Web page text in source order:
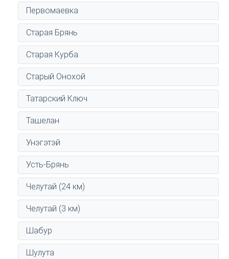
Первомаевка
Старая Брянь
Старая Курба
Старый Онохой
Татарский Ключ
Ташелан
Унэгэтэй
Усть-Брянь
Челутай (24 км)
Челутай (3 км)
Шабур
Шулута